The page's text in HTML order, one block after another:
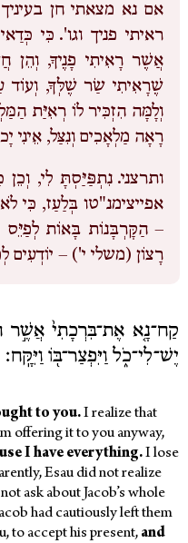
אם נא מצאתי חן
ראיתי פניך וגו'. כִּי
אֲשֶׁר רָאִיתִי פָנֶיךָ, וְהֵן
שֶׁרָאִיתִי שַׂר שֶׁלְּךָ, וְעוֹד
וְלָמָּה הִזְכִּיר לוֹ רְאִיַּת
רָאָה מַלְאָכִים וְנִצַּל, אֵינִי
ותרצני. נִתְפַּיַּסְתָּ לִי,
אפייצימנ"טו בְּלַעַז, כִּי
– הַקָּרְבָּנוֹת בָּאוֹת לְפַיֵּס
רָצוֹן (משלי י') – יוֹדְעִים
קַח־נָ֤א אֶת־בִּרְכָתִי֙ אֲשֶׁ֣ר
יֶשׁ־לִי־כֹ֑ל וַיִּפְצַר־בּ֖וֹ וַיִּקָּֽח׃
to you.I realize that
offering it to you anyway,
I have everything.I lose
Esau did not realize
ask about Jacob’s whole
had cautiously left them
to accept his present, and